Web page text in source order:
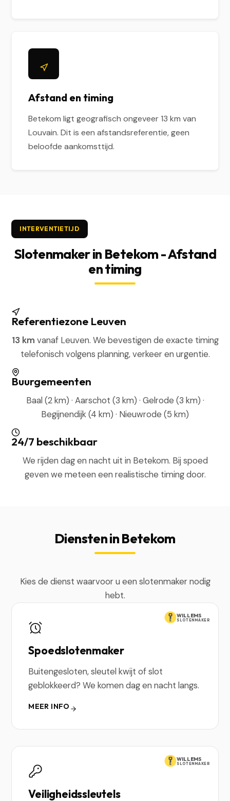
Afstand en timing
Betekom ligt geografisch ongeveer 13 km van
Louvain. Dit is een afstandsreferentie, geen
beloofde aankomsttijd.
INTERVENTIETIJD
Slotenmaker in Betekom - Afstand
en timing
Referentiezone Leuven
13 km vanaf Leuven. We bevestigen de exacte timing
telefonisch volgens planning, verkeer en urgentie.
Buurgemeenten
Baal (2 km) · Aarschot (3 km) · Gelrode (3 km) ·
Begijnendijk (4 km) · Nieuwrode (5 km)
24/7 beschikbaar
We rijden dag en nacht uit in Betekom. Bij spoed
geven we meteen een realistische timing door.
Diensten in Betekom
Kies de dienst waarvoor u een slotenmaker nodig
hebt.
WILLEMS
SLOTENMAKER
Spoedslotenmaker
Buitengesloten, sleutel kwijt of slot
geblokkeerd? We komen dag en nacht langs.
MEER INFO
WILLEMS
SLOTENMAKER
Veiligheidssleutels